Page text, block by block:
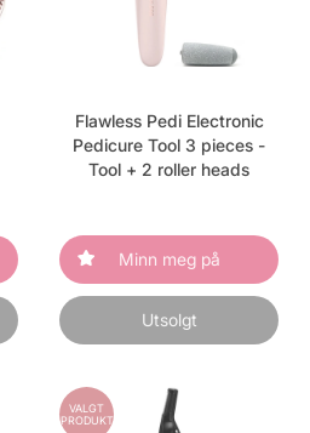
Flawless Pedi Electronic
Pedicure Tool 3 pieces -
Tool + 2 roller heads
Minn meg på
Utsolgt
VALGT
PRODUKT